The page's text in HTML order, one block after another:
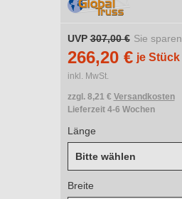
UVP307,00 € Sie sparen
266,20 € je Stück
inkl. MwSt.
zzgl. 8,21 € Versandkosten
Lieferzeit 4-6 Wochen
Länge
Bitte wählen
Breite